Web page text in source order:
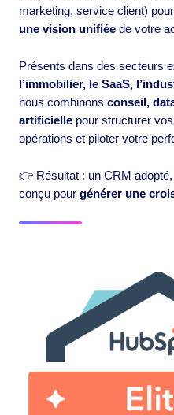
marketing, service client)
une vision unifiée de votre
Présents dans des secteurs
l’immobilier, le SaaS,
nous combinons conseil,
artificielle pour structurer
opérations et piloter votre
👉 Résultat : un CRM
conçu pour générer une